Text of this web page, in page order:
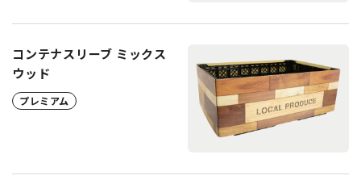
コンテナスリーブ ミックス
ウッド
プレミアム